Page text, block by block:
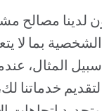
لدينا مصالح
بما لا
المثال،
خدماتنا